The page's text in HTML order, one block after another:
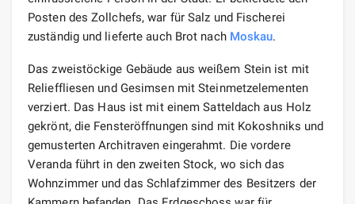
Posten des Zollchefs, war für Salz und Fischerei
zuständig und lieferte auch Brot nach Moskau.
Das zweistöckige Gebäude aus weißem Stein ist mit
Relieffliesen und Gesimsen mit Steinmetzelementen
verziert. Das Haus ist mit einem Satteldach aus Holz
gekrönt, die Fensteröffnungen sind mit Kokoshniks und
gemusterten Architraven eingerahmt. Die vordere
Veranda führt in den zweiten Stock, wo sich das
Wohnzimmer und das Schlafzimmer des Besitzers der